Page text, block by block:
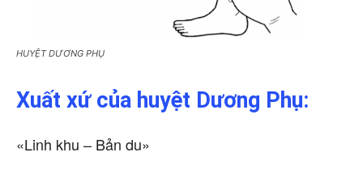
HUYỆT DƯƠNG PHỤ
Xuất xứ của huyệt Dương Phụ:
«Linh khu – Bản du»